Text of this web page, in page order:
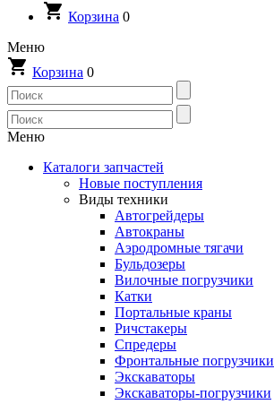
Корзина 0
Меню
Корзина 0
Меню
Каталоги запчастей
Новые поступления
Виды техники
Автогрейдеры
Автокраны
Аэродромные тягачи
Бульдозеры
Вилочные погрузчики
Катки
Портальные краны
Ричстакеры
Спредеры
Фронтальные погрузчики
Экскаваторы
Экскаваторы-погрузчики